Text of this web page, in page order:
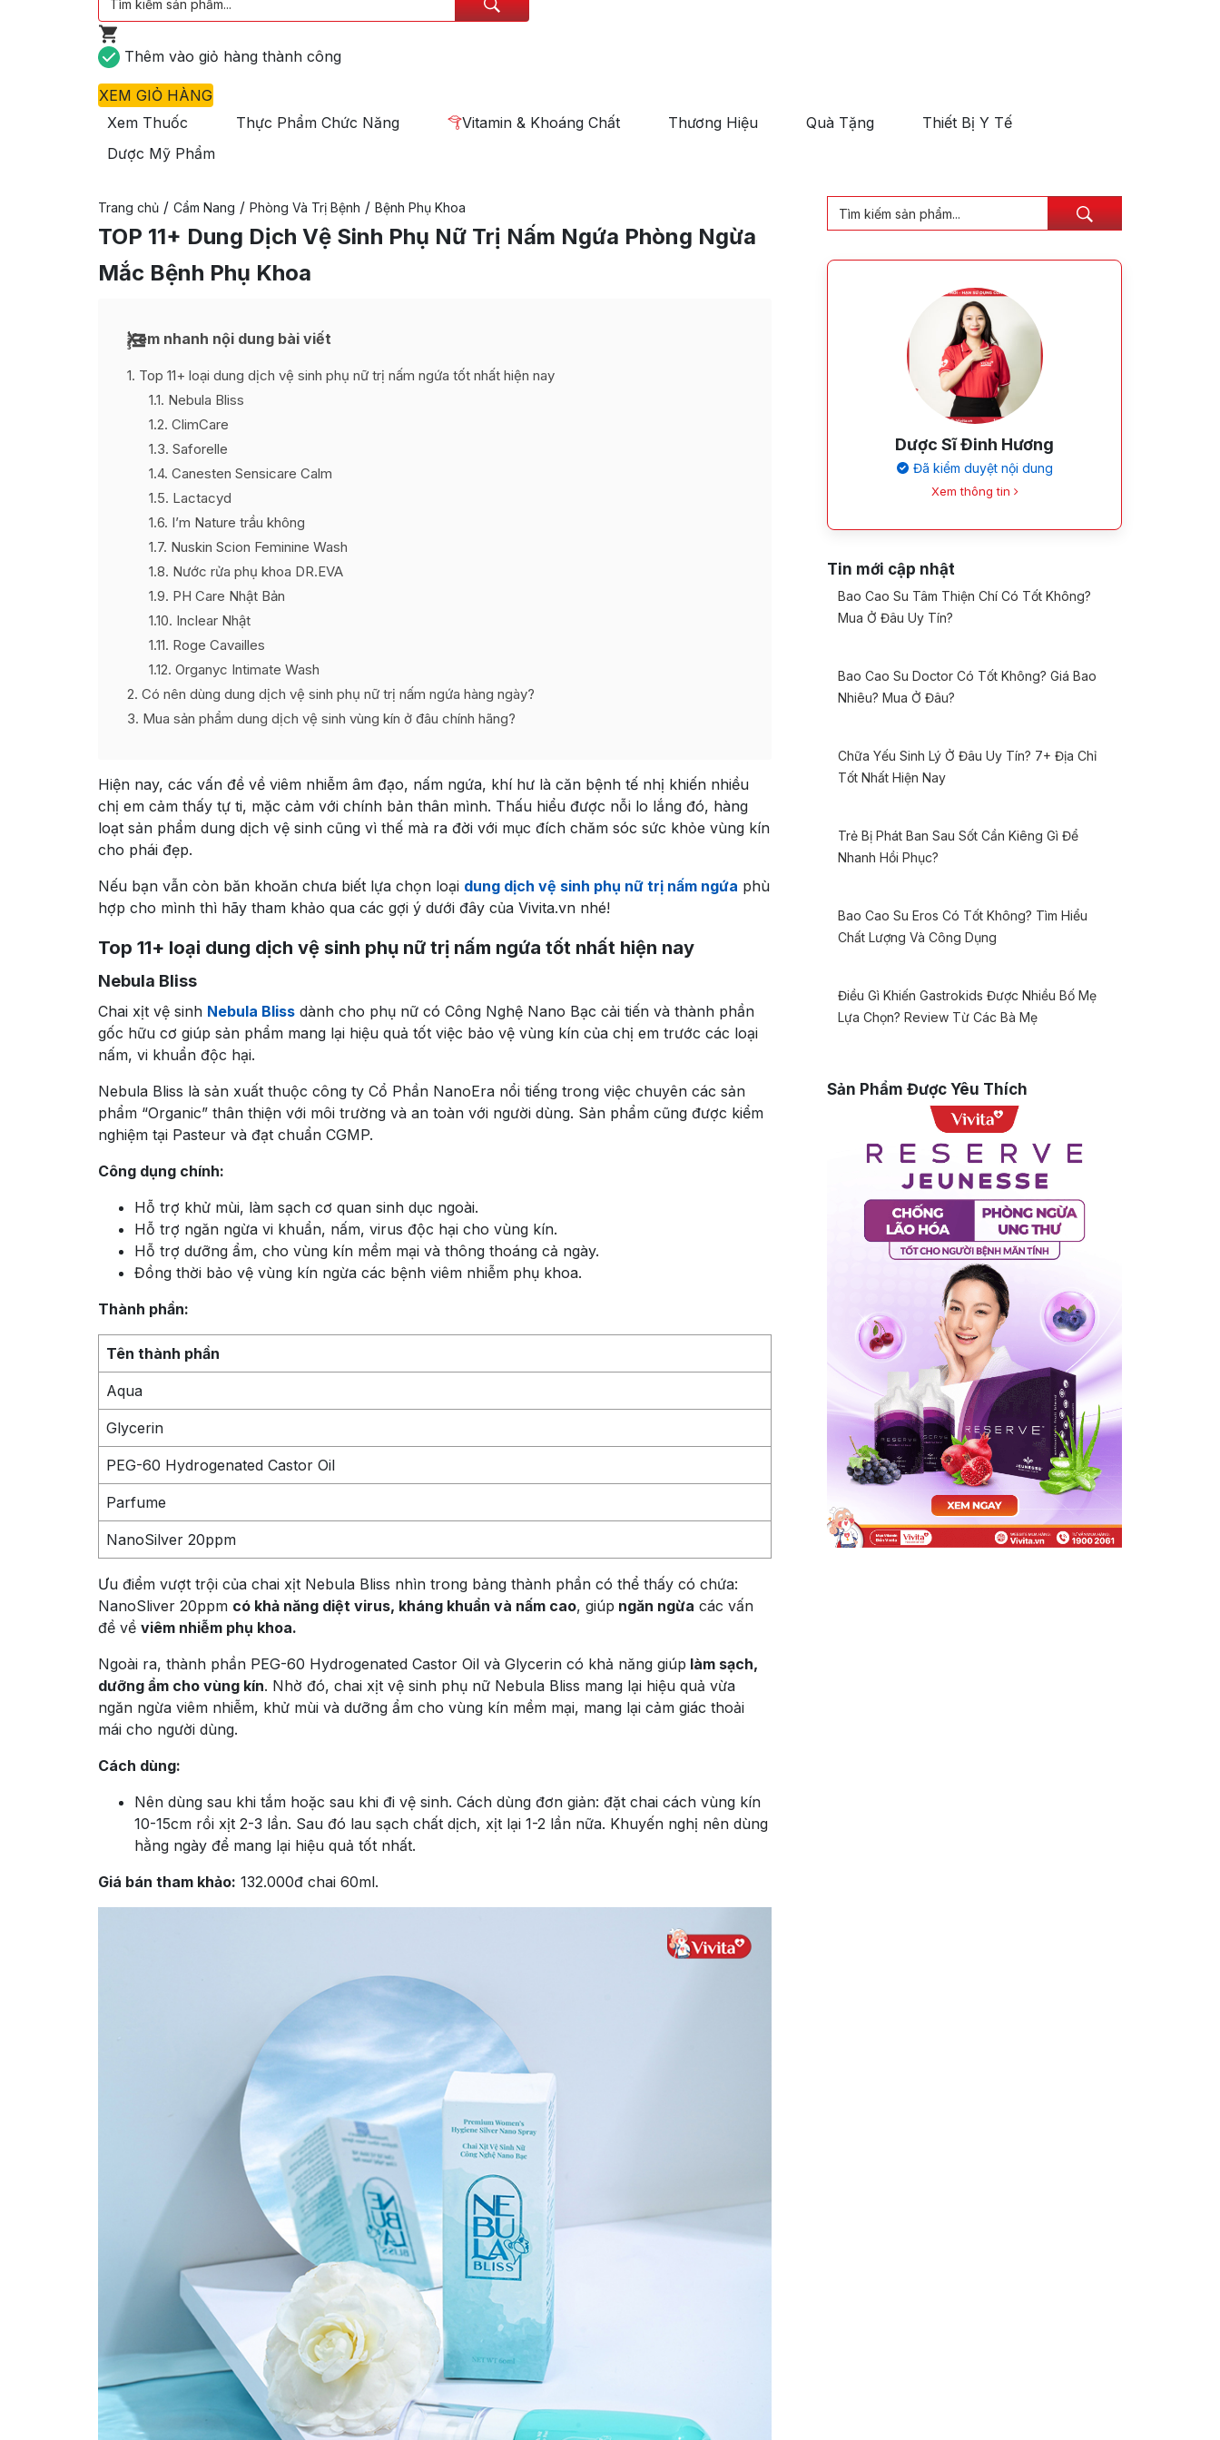
Thêm vào giỏ hàng thành công
XEM GIỎ HÀNG
Xem Thuốc
Thực Phẩm Chức Năng Vitamin & Khoáng Chất Thương Hiệu Quà Tặng
Thiết Bị Y Tế
Dược Mỹ Phẩm
Trang chủ / Cẩm Nang / Phòng Và Trị Bệnh / Bệnh Phụ Khoa
TOP 11+ Dung Dịch Vệ Sinh Phụ Nữ Trị Nấm Ngứa Phòng Ngừa
Mắc Bệnh Phụ Khoa
Xem nhanh nội dung bài viết
1 Top 11+ loại dung dịch vệ sinh phụ nữ trị nấm ngứa tốt nhất hiện nay
1.1 Nebula Bliss
1.2 ClimCare
1.3 Saforelle
1.4 Canesten Sensicare Calm
1.5 Lactacyd
1.6 I’m Nature trầu không
1.7 Nuskin Scion Feminine Wash
1.8 Nước rửa phụ khoa DR.EVA
1.9 PH Care Nhật Bản
1.10 Inclear Nhật
1.11 Roge Cavailles
1.12 Organyc Intimate Wash
2 Có nên dùng dung dịch vệ sinh phụ nữ trị nấm ngứa hàng ngày?
3 Mua sản phẩm dung dịch vệ sinh vùng kín ở đâu chính hãng?
Hiện nay, các vấn đề về viêm nhiễm âm đạo, nấm ngứa, khí hư là căn bệnh tế nhị khiến nhiều
chị em cảm thấy tự ti, mặc cảm với chính bản thân mình. Thấu hiểu được nỗi lo lắng đó, hàng
loạt sản phẩm dung dịch vệ sinh cũng vì thế mà ra đời với mục đích chăm sóc sức khỏe vùng kín
cho phái đẹp.
Nếu bạn vẫn còn băn khoăn chưa biết lựa chọn loại dung dịch vệ sinh phụ nữ trị nấm ngứa phù
hợp cho mình thì hãy tham khảo qua các gợi ý dưới đây của Vivita.vn nhé!
Top 11+ loại dung dịch vệ sinh phụ nữ trị nấm ngứa tốt nhất hiện nay
Nebula Bliss
Chai xịt vệ sinh Nebula Bliss dành cho phụ nữ có Công Nghệ Nano Bạc cải tiến và thành phần
gốc hữu cơ giúp sản phẩm mang lại hiệu quả tốt việc bảo vệ vùng kín của chị em trước các loại
nấm, vi khuẩn độc hại.
Nebula Bliss là sản xuất thuộc công ty Cổ Phần NanoEra nổi tiếng trong việc chuyên các sản
phẩm “Organic” thân thiện với môi trường và an toàn với người dùng. Sản phẩm cũng được kiểm
nghiệm tại Pasteur và đạt chuẩn CGMP.
Công dụng chính:
Hỗ trợ khử mùi, làm sạch cơ quan sinh dục ngoài.
Hỗ trợ ngăn ngừa vi khuẩn, nấm, virus độc hại cho vùng kín.
Hỗ trợ dưỡng ẩm, cho vùng kín mềm mại và thông thoáng cả ngày.
Đồng thời bảo vệ vùng kín ngừa các bệnh viêm nhiễm phụ khoa.
Thành phần:
Tên thành phần
Aqua
Glycerin
PEG-60 Hydrogenated Castor Oil
Parfume
NanoSilver 20ppm
Ưu điểm vượt trội của chai xịt Nebula Bliss nhìn trong bảng thành phần có thể thấy có chứa:
NanoSliver 20ppm có khả năng diệt virus, kháng khuẩn và nấm cao, giúp ngăn ngừa các vấn
đề về viêm nhiễm phụ khoa.
Ngoài ra, thành phần PEG-60 Hydrogenated Castor Oil và Glycerin có khả năng giúp làm sạch,
dưỡng ẩm cho vùng kín. Nhờ đó, chai xịt vệ sinh phụ nữ Nebula Bliss mang lại hiệu quả vừa
ngăn ngừa viêm nhiễm, khử mùi và dưỡng ẩm cho vùng kín mềm mại, mang lại cảm giác thoải
mái cho người dùng.
Cách dùng:
Nên dùng sau khi tắm hoặc sau khi đi vệ sinh. Cách dùng đơn giản: đặt chai cách vùng kín
10-15cm rồi xịt 2-3 lần. Sau đó lau sạch chất dịch, xịt lại 1-2 lần nữa. Khuyến nghị nên dùng
hằng ngày để mang lại hiệu quả tốt nhất.
Giá bán tham khảo: 132.000đ chai 60ml.
Dược Sĩ Đinh Hương
Đã kiểm duyệt nội dung
Xem thông tin
Tin mới cập nhật
Bao Cao Su Tâm Thiện Chí Có Tốt Không?
Mua Ở Đâu Uy Tín?
Bao Cao Su Doctor Có Tốt Không? Giá Bao
Nhiêu? Mua Ở Đâu?
Chữa Yếu Sinh Lý Ở Đâu Uy Tín? 7+ Địa Chỉ
Tốt Nhất Hiện Nay
Trẻ Bị Phát Ban Sau Sốt Cần Kiêng Gì Để
Nhanh Hồi Phục?
Bao Cao Su Eros Có Tốt Không? Tìm Hiểu
Chất Lượng Và Công Dụng
Điều Gì Khiến Gastrokids Được Nhiều Bố Mẹ
Lựa Chọn? Review Từ Các Bà Mẹ
Sản Phẩm Được Yêu Thích